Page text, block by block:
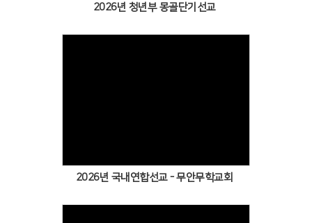
2026년 청년부 몽골단기선교
2026년 국내연합선교 - 무안무학교회